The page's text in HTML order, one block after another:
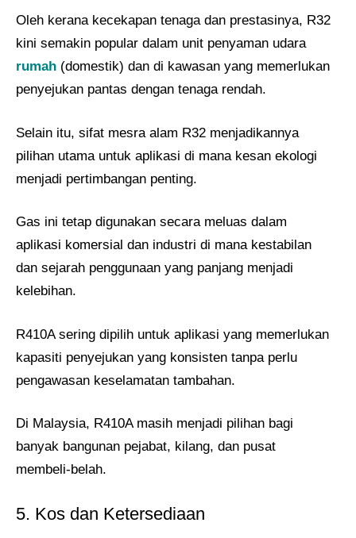
Oleh kerana kecekapan tenaga dan prestasinya, R32
kini semakin popular dalam unit penyaman udara
rumah (domestik) dan di kawasan yang memerlukan
penyejukan pantas dengan tenaga rendah.
Selain itu, sifat mesra alam R32 menjadikannya
pilihan utama untuk aplikasi di mana kesan ekologi
menjadi pertimbangan penting.
Gas ini tetap digunakan secara meluas dalam
aplikasi komersial dan industri di mana kestabilan
dan sejarah penggunaan yang panjang menjadi
kelebihan.
R410A sering dipilih untuk aplikasi yang memerlukan
kapasiti penyejukan yang konsisten tanpa perlu
pengawasan keselamatan tambahan.
Di Malaysia, R410A masih menjadi pilihan bagi
banyak bangunan pejabat, kilang, dan pusat
membeli-belah.
5. Kos dan Ketersediaan